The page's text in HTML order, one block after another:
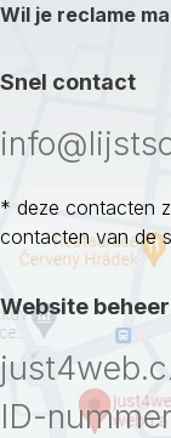
Wil je reclame
Snel contact
* deze contacten
contacten van de
Website
ID-